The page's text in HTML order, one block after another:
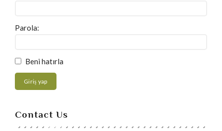
Parola:
Beni hatırla
Giriş yap
Contact Us